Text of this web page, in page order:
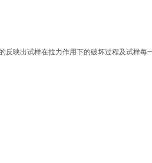
反映出试样在拉力作用下的破坏过程及试样每